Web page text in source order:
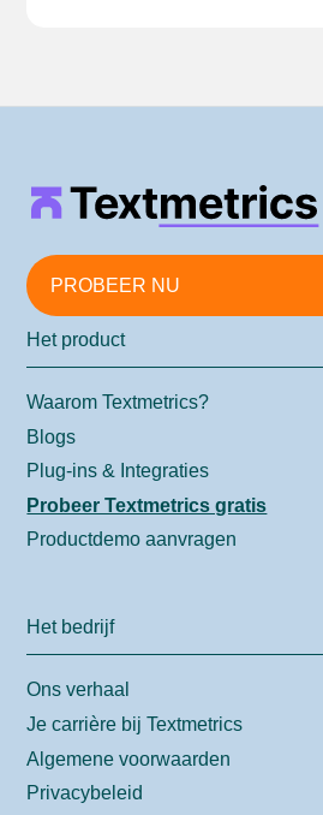
PROBEER NU
Het product
Waarom Textmetrics?
Blogs
Plug-ins & Integraties
Probeer Textmetrics gratis
Productdemo aanvragen
Het bedrijf
Ons verhaal
Je carrière bij Textmetrics
Algemene voorwaarden
Privacybeleid